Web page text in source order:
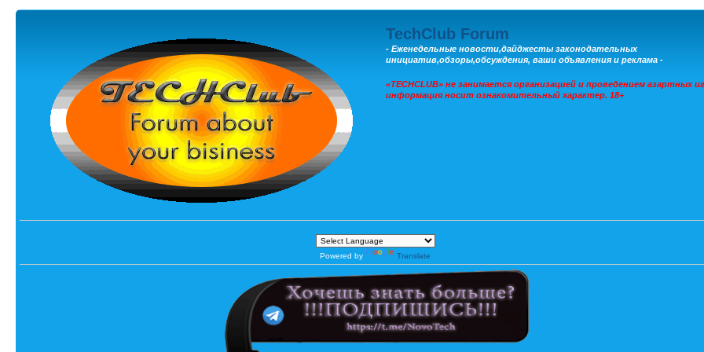
TechClub Forum
- Еженедельные новости,дайджесты законодательных
инициатив,обзоры,обсуждения, ваши объявления и реклама -
«TECHCLUB» не занимается организацией и проведением азартных
информация носит ознакомительный характер. 18+
Powered by Translate